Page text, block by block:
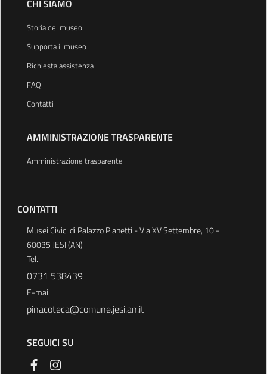
CHI SIAMO
Storia del museo
Supporta il museo
Richiesta assistenza
FAQ
Contatti
AMMINISTRAZIONE TRASPARENTE
Amministrazione trasparente
CONTATTI
Musei Civici di Palazzo Pianetti - Via XV Settembre, 10 -
60035 JESI (AN)
Tel.:
0731 538439
E-mail:
pinacoteca@comune.jesi.an.it
SEGUICI SU